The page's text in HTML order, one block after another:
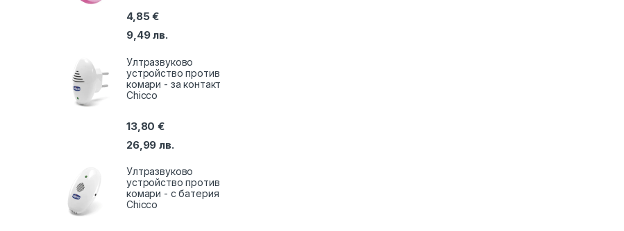
4,85€
9,49лв.
Ултразвуково
устройство против
комари - за контакт
Chicco
13,80€
26,99лв.
Ултразвуково
устройство против
комари - с батерия
Chicco